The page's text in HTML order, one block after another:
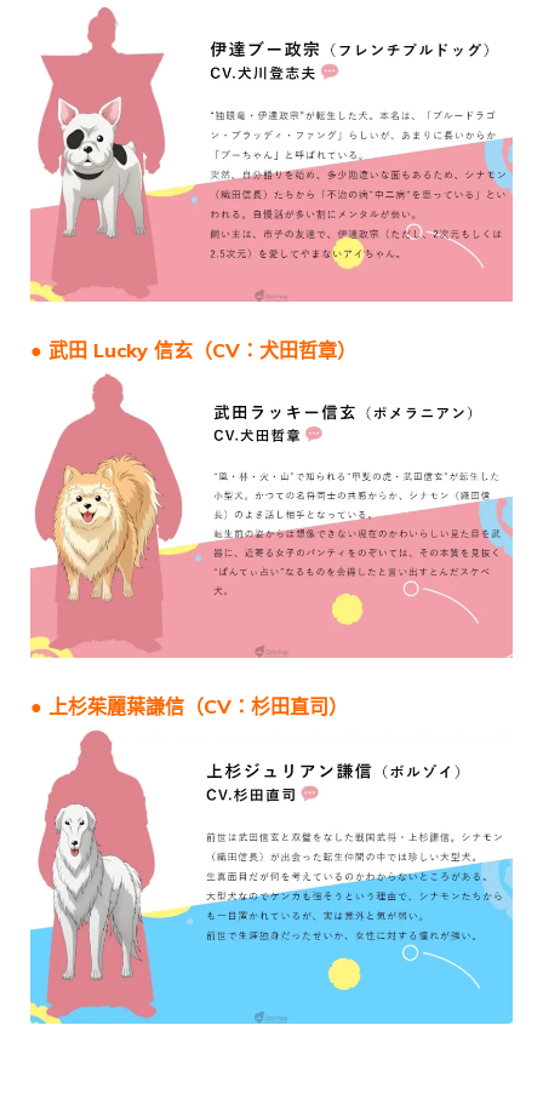
● 武田 Lucky 信玄（CV：犬田哲章）
● 上杉茱麗葉謙信（CV：杉田直司）